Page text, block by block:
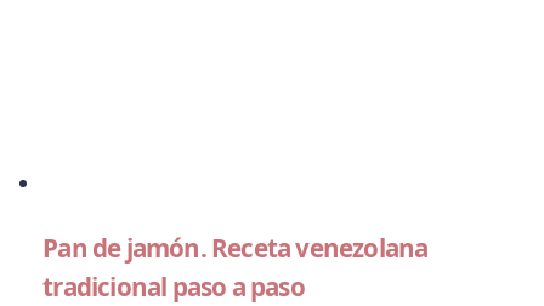
Pan de jamón. Receta venezolana
tradicional paso a paso